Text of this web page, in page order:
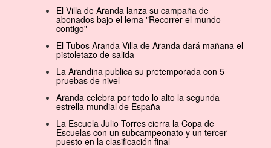
El Villa de Aranda lanza su campaña de
abonados bajo el lema "Recorrer el mundo
contigo"
El Tubos Aranda Villa de Aranda dará mañana el
pistoletazo de salida
La Arandina publica su pretemporada con 5
pruebas de nivel
Aranda celebra por todo lo alto la segunda
estrella mundial de España
La Escuela Julio Torres cierra la Copa de
Escuelas con un subcampeonato y un tercer
puesto en la clasificación final